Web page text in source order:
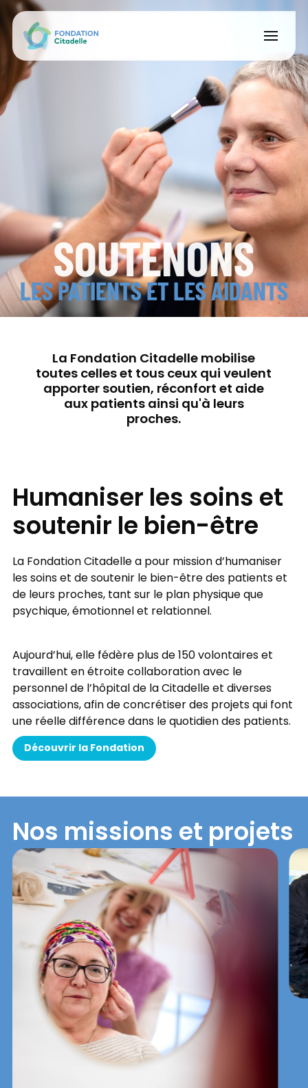
SOUTENONS
LES PATIENTS ET LES AIDANTS
La Fondation Citadelle mobilise
toutes celles et tous ceux qui veulent
apporter soutien, réconfort et aide
aux patients ainsi qu'à leurs
proches.
Humaniser les soins et
soutenir le bien-être
La Fondation Citadelle a pour mission d’humaniser
les soins et de soutenir le bien-être des patients et
de leurs proches, tant sur le plan physique que
psychique, émotionnel et relationnel.
Aujourd’hui, elle fédère plus de 150 volontaires et
travaillent en étroite collaboration avec le
personnel de l’hôpital de la Citadelle et diverses
associations, afin de concrétiser des projets qui font
une réelle différence dans le quotidien des patients.
Découvrir la Fondation
Nos missions et projets